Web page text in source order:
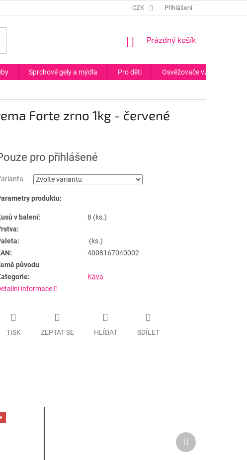
CZK Přihlášení
NÁKUPNÍ
Prázdný košík
Sprchové gely a mýdla Pro děti Osvěžovače vzduchu
Forte zrno 1kg - červené
pro přihlášené
produktu:
v balení:
8 (ks.)
(ks.)
4008167040002
původu
Káva
informace
TISK ZEPTAT SE HLÍDAT SDÍLET
Další
produkt